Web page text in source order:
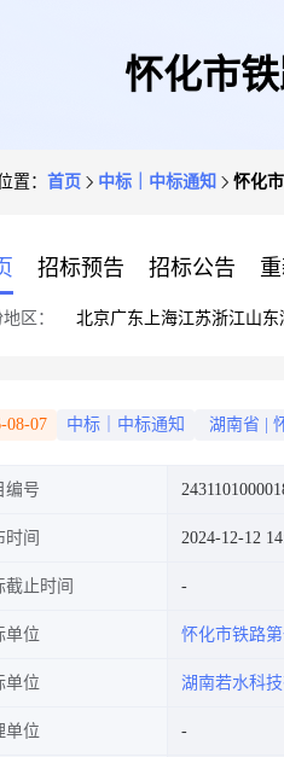
怀化市
置： 首页 中标｜中标通知 怀化
招标预告 招标公告
区： 北京广东 上海江苏浙江山东
08-07 中标｜中标通知 湖南省
编号
时间 2024-12-12
截止时间
单位 怀化市铁路
单位 湖南若水科技
单位